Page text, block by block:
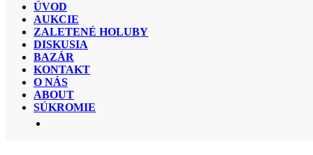
ÚVOD
AUKCIE
ZALETENÉ HOLUBY
DISKUSIA
BAZÁR
KONTAKT
O NÁS
ABOUT
SÚKROMIE